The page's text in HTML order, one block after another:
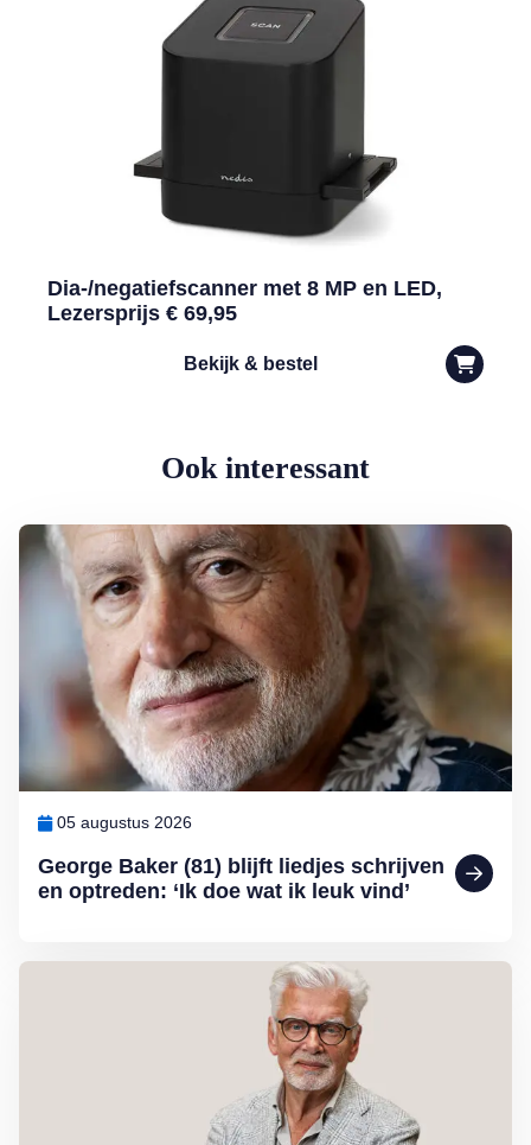
Dia-/negatiefscanner met 8 MP en LED,
Lezersprijs € 69,95
Bekijk & bestel
Ook interessant
George Baker (81) blijft liedjes schrijven
en optreden: ‘Ik doe wat ik leuk vind’
05 augustus 2026
Lees meer over George Baker (81) blijft liedjes schrijven en
Lees meer over Column Jan Slagter: Samen staan we sterk